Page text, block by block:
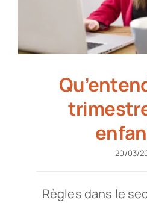
20/03/
Règles dans le